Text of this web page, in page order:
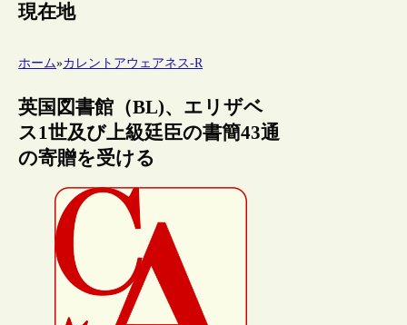
現在地
ホーム»カレントアウェアネス-R
英国図書館（BL)、エリザベ
ス1世及び上級廷臣の書簡43通
の寄贈を受ける